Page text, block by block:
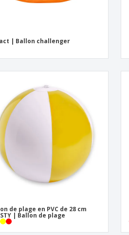
| Ballon challenger
de plage en PVC de 28 cm
| Ballon de plage